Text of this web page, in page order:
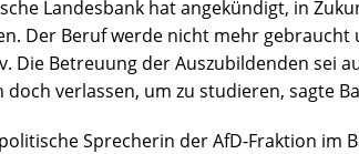
Landesbank hat angekündigt, in
Der Beruf werde nicht mehr gebraucht
Die Betreuung der Auszubildenden sei
doch verlassen, um zu studieren, sagte
Sprecherin der AfD-Fraktion im